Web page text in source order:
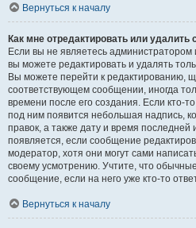
Вернуться к началу
Как мне отредактировать или удалить
Если вы не являетесь
вы можете редактировать и удалять
Вы можете перейти к редактированию,
соответствующем сообщении, иногда
времени после его создания. Если кто-
под ним появится небольшая надпись,
правок, а также дату и время последней
появляется, если сообщение
модератор, хотя они могут сами
своему усмотрению. Учтите, что
сообщение, если на него уже кто-то
Вернуться к началу